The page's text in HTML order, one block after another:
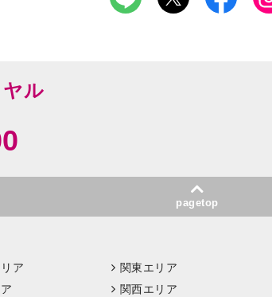
ル
pagetop
ア 関東エリア
関西エリア